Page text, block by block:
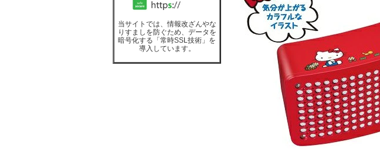
当サイトでは、情報改ざんやな
りすましを防ぐため、データを
暗号化する「常時SSL技術」を
導入しています。